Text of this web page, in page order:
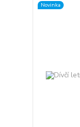
Novinka